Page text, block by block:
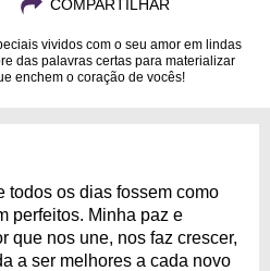
COMPARTILHAR
vividos com o seu amor em lindas
das palavras certas para materializar
enchem o coração de vocês!
todos os dias fossem como
perfeitos. Minha paz e
que nos une, nos faz crescer,
a ser melhores a cada novo